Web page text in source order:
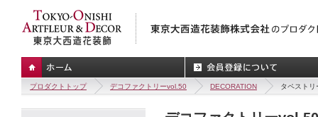
プロダクトトップ デコファクトリーvol.50 DECORATION タペストリ